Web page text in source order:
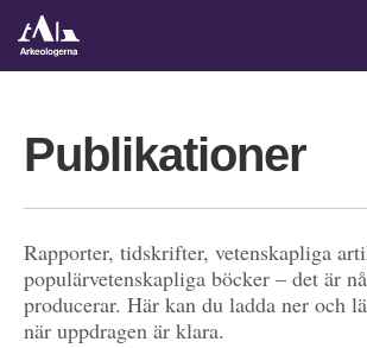
Publikationer
Rapporter, tidskrifter, vetenskapliga
populärvetenskapliga böcker – det är
producerar. Här kan du ladda ner och
när uppdragen är klara.